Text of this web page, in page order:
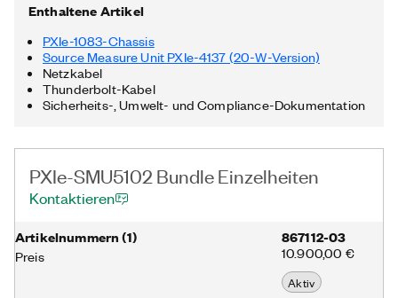
Marke der Intel Corporation oder deren Tochterunternehmen in
den USA und/oder anderen Ländern.
Enthaltene Artikel
PXIe-1083-Chassis
Source Measure Unit PXIe-4137 (20-W-Version)
Netzkabel
Thunderbolt-Kabel
Sicherheits-, Umwelt- und Compliance-Dokumentation
PXIe-SMU5102 Bundle Einzelheiten
Kontaktieren
Artikelnummer​n(1)
Preis
867112-03
10.900,00 €
Aktiv